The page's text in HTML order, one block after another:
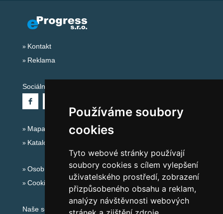
Používáme soubory
cookies
Tyto webové stránky používají
soubory cookies s cílem vylepšení
uživatelského prostředí, zobrazení
přizpůsobeného obsahu a reklam,
analýzy návštěvnosti webových
Kontakt
Reklama
Sociální sítě:
Mapa serveru Alpy - Francie
Katalog ubytování
Osobní údaje
Cookies
Naše servery: